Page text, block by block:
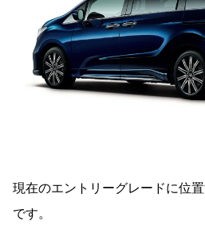
現在のエントリーグレードに位
です。